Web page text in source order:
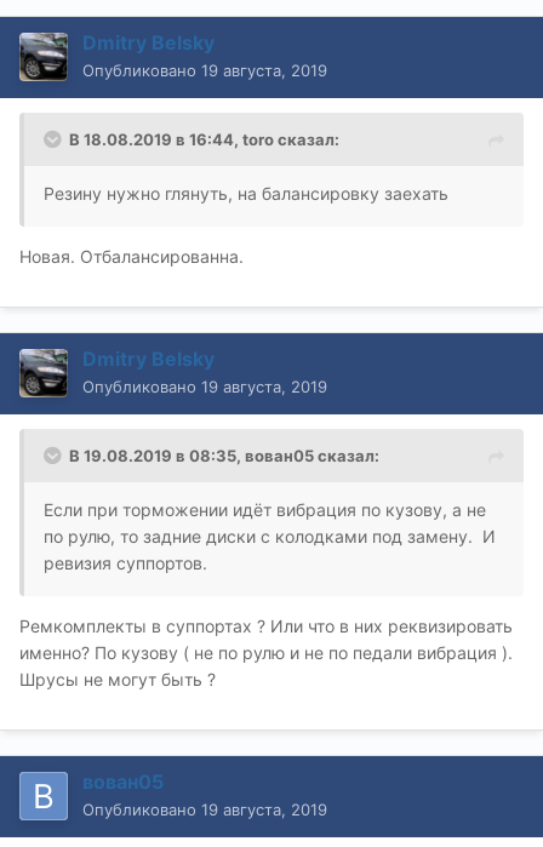
Dmitry Belsky
Опубликовано 19 августа, 2019
В 18.08.2019 в 16:44, toroсказал:
Резину нужно глянуть, на балансировку заехать
Новая. Отбалансированна.
Dmitry Belsky
Опубликовано 19 августа, 2019
В 19.08.2019 в 08:35, вован05сказал:
Если при торможении идёт вибрация по кузову, а не
по рулю, то задние диски с колодками под замену. И
ревизия суппортов.
Ремкомплекты в суппортах ? Или что в них реквизировать
именно? По кузову ( не по рулю и не по педали вибрация ).
Шрусы не могут быть ?
вован05
Опубликовано 19 августа, 2019